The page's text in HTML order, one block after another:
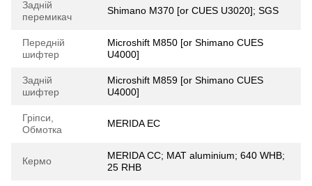
Задній
перемикач
Shimano M370 [or CUES U3020]; SGS
Передній
шифтер
Microshift M850 [or Shimano CUES
U4000]
Задній
шифтер
Microshift M859 [or Shimano CUES
U4000]
Гріпси,
Обмотка
MERIDA EC
Кермо
MERIDA CC; MAT aluminium; 640 WHB;
25 RHB